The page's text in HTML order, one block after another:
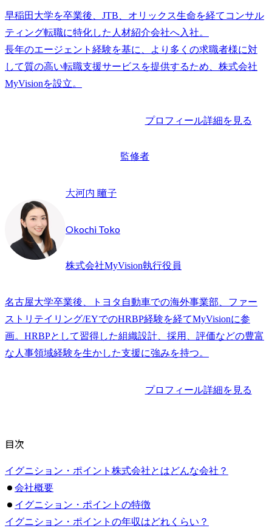
早稲田大学を卒業後、JTB、オリックス生命を経てコンサル
ティング転職に特化した人材紹介会社へ入社。
長年のエージェント経験を基に、より多くの求職者様に対
して質の高い転職支援サービスを提供するため、株式会社
プロフィール詳細を見る
監修者
大河内 瞳子
Okochi Toko
株式会社MyVision執行役員
名古屋大学卒業後、トヨタ自動車での海外事業部、ファー
ストリテイリング/EYでのHRBP経験を経てMyVisionに参
画。HRBPとして習得した組織設計、採用、評価などの豊富
な人事領域経験を生かした支援に強みを持つ。
プロフィール詳細を見る
目次
イグニション・ポイント株式会社とはどんな会社？
会社概要
イグニション・ポイントの特徴
イグニション・ポイントの年収はどれくらい？